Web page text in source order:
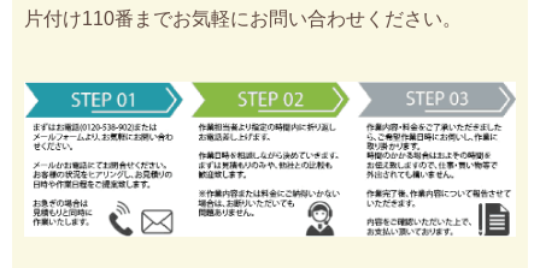
片付け110番までお気軽にお問い合わせください。